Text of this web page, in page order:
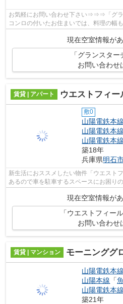
お気軽にお問い合わせ下さい⇒⇒⇒「グ
コンロの付いたお住まいでは、料理の幅
現在空室情報があ
「グランスタ
お問い合わせ
賃貸 | アパート ウエストフィー
敷0
山陽電鉄本線
山陽電鉄本線
山陽電鉄本線
築18年
兵庫県明石
新生活におススメしたい物件「ウエスト
あるので車を駐車するスペースにお困り
62.45㎡。経済面的で、メリットも多い...
現在空室情報があ
「ウエストフィー
お問い合わせ
賃貸 | マンション モーニンググ
山陽電鉄本線
山陽本線 「
山陽電鉄本線
築21年